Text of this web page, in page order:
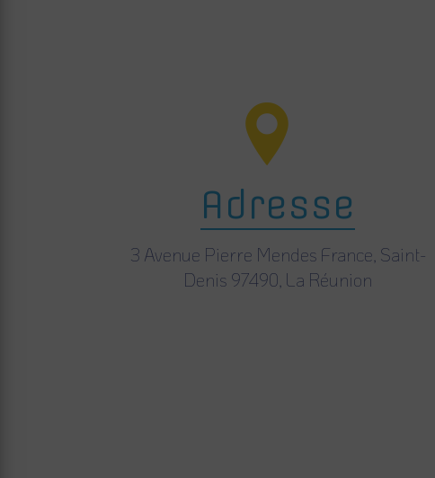
Adresse
3 Avenue Pierre Mendes France, Saint-
Denis 97490, La Réunion